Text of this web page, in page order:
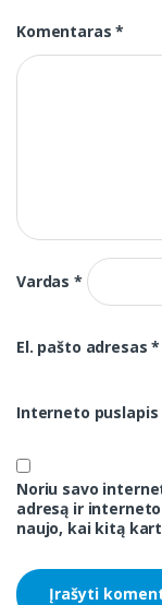
Komentaras*
Vardas*
El. pašto adresas*
Interneto puslapis
Noriu savo
adresą ir
naujo, kai kitą